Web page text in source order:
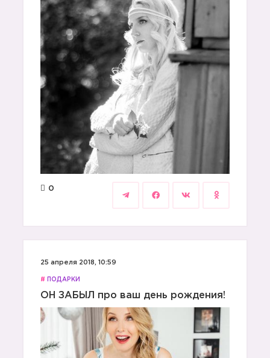
0
25 апреля 2018, 10:59
# ПОДАРКИ
ОН ЗАБЫЛ про ваш день рождения!